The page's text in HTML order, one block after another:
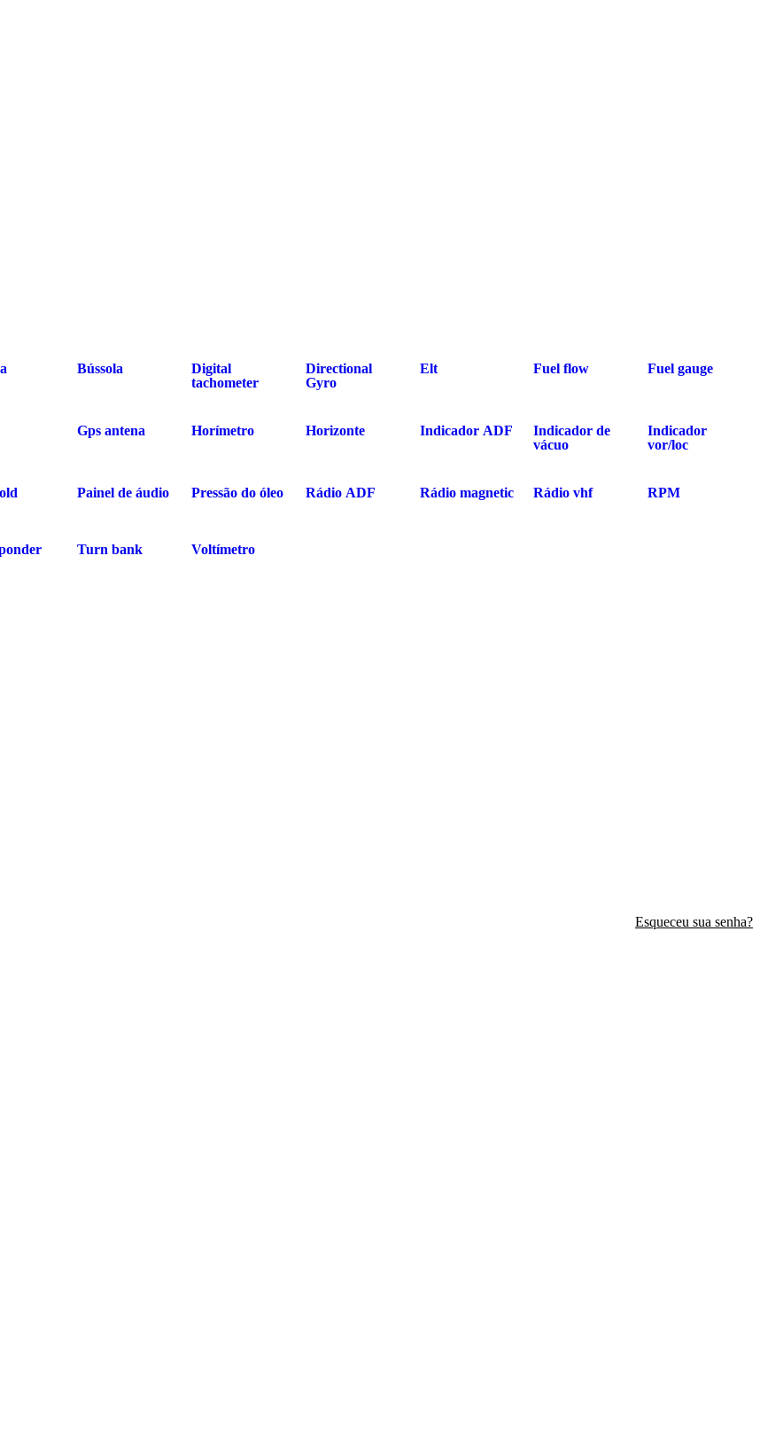
Bússola
Digital
tachometer
Directional
Gyro
Elt Fuel flow Fuel gauge
Gps antena Horímetro Horizonte Indicador ADF
Indicador de
vácuo
Indicador
vor/loc
Painel de áudio Pressão do óleo Rádio ADF Rádio magnetic Rádio vhf RPM
Turn bank Voltímetro
Esqueceu sua senha?